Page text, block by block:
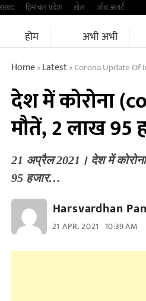
हिमांचल प्रदेश खेल जॉब अलर्ट
होम अभी अभी
Home»Latest»Corona Update Of
देश में कोरोना
मौतें, 2 लाख 95
21 अप्रैल 2021। देश में
95 हजार…
Harsvardhan
21 APR, 2021 10:39 AM